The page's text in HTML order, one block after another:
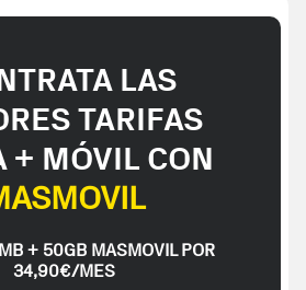
LAS
TARIFAS
+ MÓVIL CON
+ 50GB MASMOVIL POR
34,90€/MES